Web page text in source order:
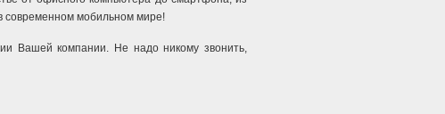
современном мобильном мире!
Вашей компании. Не надо никому звонить,